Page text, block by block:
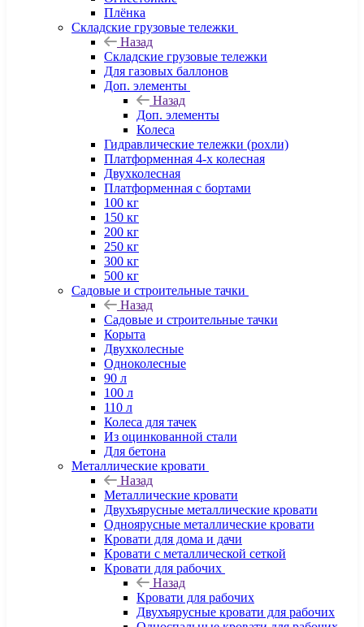
Плёнка
Складские грузовые тележки
Назад
Складские грузовые тележки
Для газовых баллонов
Доп. элементы
Назад
Доп. элементы
Колеса
Гидравлические тележки (рохли)
Платформенная 4-х колесная
Двухколесная
Платформенная с бортами
100 кг
150 кг
200 кг
250 кг
300 кг
500 кг
Садовые и строительные тачки
Назад
Садовые и строительные тачки
Корыта
Двухколесные
Одноколесные
90 л
100 л
110 л
Колеса для тачек
Из оцинкованной стали
Для бетона
Металлические кровати
Назад
Металлические кровати
Двухъярусные металлические кровати
Одноярусные металлические кровати
Кровати для дома и дачи
Кровати с металлической сеткой
Кровати для рабочих
Назад
Кровати для рабочих
Двухъярусные кровати для рабочих